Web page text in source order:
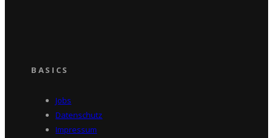
BASICS
Jobs
Datenschutz
Impressum